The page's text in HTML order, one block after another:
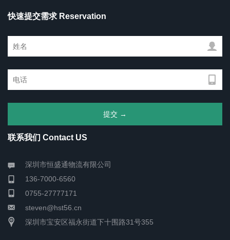
快速提交需求 Reservation
联系我们 Contact US
深圳市恒盛通物流有限公司
136-7000-6560
0755-27777171
steven@hst56.cn
深圳市宝安区福永街道下十围路31号355